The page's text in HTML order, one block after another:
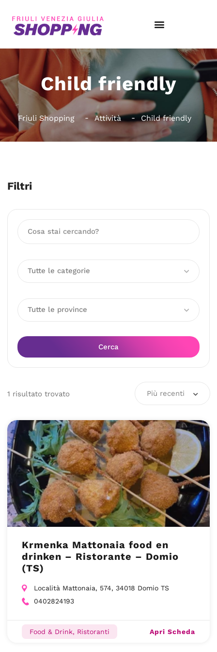
Child friendly
Friuli Shopping Attività Child friendly
Filtri
Tutte le categorie
Tutte le province
Cerca
1 risultato trovato Più recenti
Krmenka Mattonaia food en
drinken – Ristorante – Domio
(TS)
Località Mattonaia, 574, 34018 Domio TS
0402824193
Food & Drink, Ristoranti Apri Scheda